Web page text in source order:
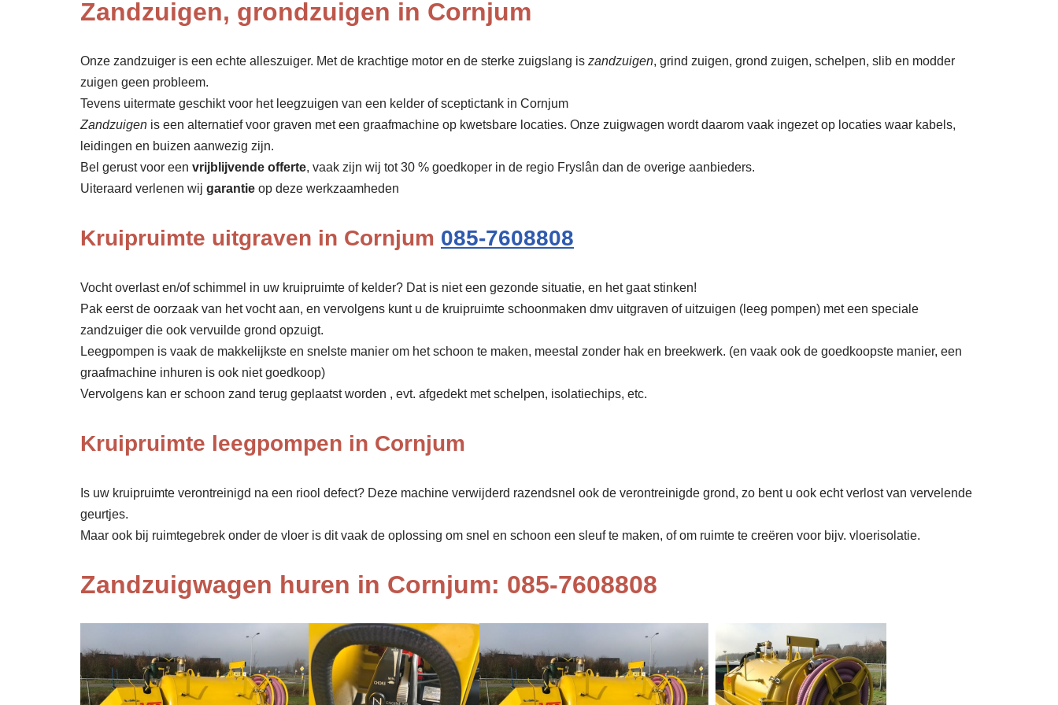
Zandzuigen, grondzuigen in Cornjum
Onze zandzuiger is een echte alleszuiger. Met de krachtige motor en de sterke zuigslang is zandzuigen, grind zuigen, grond zuigen, schelpen, slib en modder
zuigen geen probleem.
Tevens uitermate geschikt voor het leegzuigen van een kelder of sceptictank in Cornjum
Zandzuigen is een alternatief voor graven met een graafmachine op kwetsbare locaties. Onze zuigwagen wordt daarom vaak ingezet op locaties waar kabels,
leidingen en buizen aanwezig zijn.
Bel gerust voor een vrijblijvende offerte, vaak zijn wij tot 30 % goedkoper in de regio Fryslân dan de overige aanbieders.
Uiteraard verlenen wij garantie op deze werkzaamheden
Kruipruimte uitgraven in Cornjum 085-7608808
Vocht overlast en/of schimmel in uw kruipruimte of kelder? Dat is niet een gezonde situatie, en het gaat stinken!
Pak eerst de oorzaak van het vocht aan, en vervolgens kunt u de kruipruimte schoonmaken dmv uitgraven of uitzuigen (leeg pompen) met een speciale
zandzuiger die ook vervuilde grond opzuigt.
Leegpompen is vaak de makkelijkste en snelste manier om het schoon te maken, meestal zonder hak en breekwerk. (en vaak ook de goedkoopste manier, een
graafmachine inhuren is ook niet goedkoop)
Vervolgens kan er schoon zand terug geplaatst worden , evt. afgedekt met schelpen, isolatiechips, etc.
Kruipruimte leegpompen in Cornjum
Is uw kruipruimte verontreinigd na een riool defect? Deze machine verwijderd razendsnel ook de verontreinigde grond, zo bent u ook echt verlost van vervelende
geurtjes.
Maar ook bij ruimtegebrek onder de vloer is dit vaak de oplossing om snel en schoon een sleuf te maken, of om ruimte te creëren voor bijv. vloerisolatie.
Zandzuigwagen huren in Cornjum: 085-7608808